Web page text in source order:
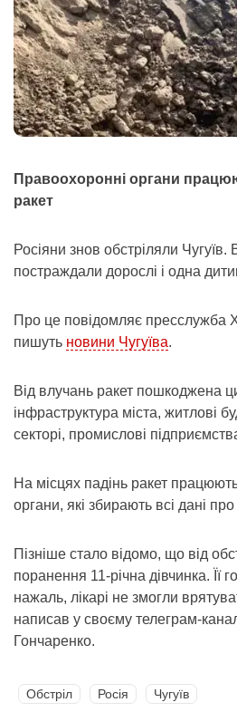
Правоохоронні органи
ракет
Росіяни знов обстріляли Чугуїв.
постраждали дорослі і одна
Про це повідомляє пресслужба
пишуть новини Чугуїва.
Від влучань ракет пошкоджена
інфраструктура міста, житлові
секторі, промислові
На місцях падінь ракет
органи, які збирають всі дані про
Пізніше стало відомо, що від
поранення 11-річна дівчинка. Її
нажаль, лікарі не змогли
написав у своєму телеграм-
Гончаренко.
Обстріл Росія Чугуїв